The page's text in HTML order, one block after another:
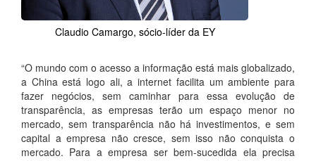
Claudio Camargo, sócio-líder da EY
“O mundo com o acesso a informação está mais globalizado,
a China está logo ali, a internet facilita um ambiente para
fazer negócios, sem caminhar para essa evolução de
transparência, as empresas terão um espaço menor no
mercado, sem transparência não há investimentos, e sem
capital a empresa não cresce, sem isso não conquista o
mercado. Para a empresa ser bem-sucedida ela precisa